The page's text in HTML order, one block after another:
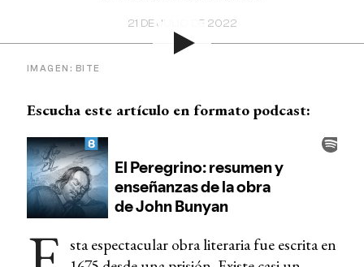
21 DE JULIO DE 2022
IMAGEN: BITE
Escucha este artículo en formato podcast:
sta espectacular obra literaria fue escrita en